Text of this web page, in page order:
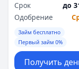
Срок
до
Одобрение
Займ бесплатно
Первый займ 0%
Получить